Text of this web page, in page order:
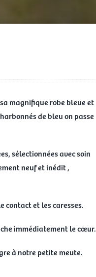
magnifique robe bleue et
de bleu on passe
sélectionnées avec soin
neuf et inédit ,
contact et les caresses.
immédiatement le cœur.
à notre petite meute.